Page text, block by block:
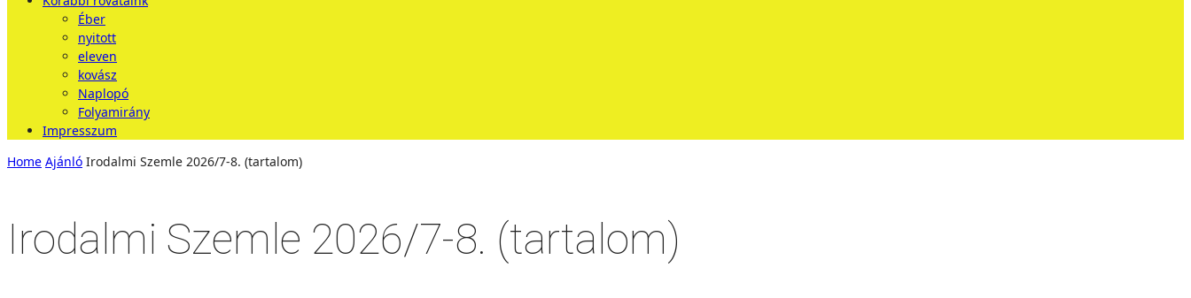
Éber
nyitott
eleven
kovász
Naplopó
Folyamirány
Impresszum
Home Ajánló Irodalmi Szemle 2026/7-8. (tartalom)
Irodalmi Szemle 2026/7-8. (tartalom)